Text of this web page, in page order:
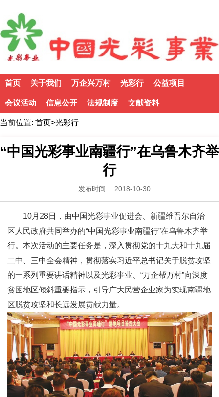
首页 关于我们 万企兴万村 光彩行 公益项目
会议活动 信息公开 法规制度 文献资料
当前位置: 首页>光彩行
“中国光彩事业南疆行”在乌鲁木齐举
行
发布时间： 2018-10-30
10月28日，由中国光彩事业促进会、新疆维吾尔自治
区人民政府共同举办的“中国光彩事业南疆行”在乌鲁木齐举
行。本次活动的主要任务是，深入贯彻党的十九大和十九届
二中、三中全会精神，贯彻落实习近平总书记关于脱贫攻坚
的一系列重要讲话精神以及光彩事业、“万企帮万村”向深度
贫困地区倾斜重要指示，引导广大民营企业家为实现南疆地
区脱贫攻坚和长远发展贡献力量。